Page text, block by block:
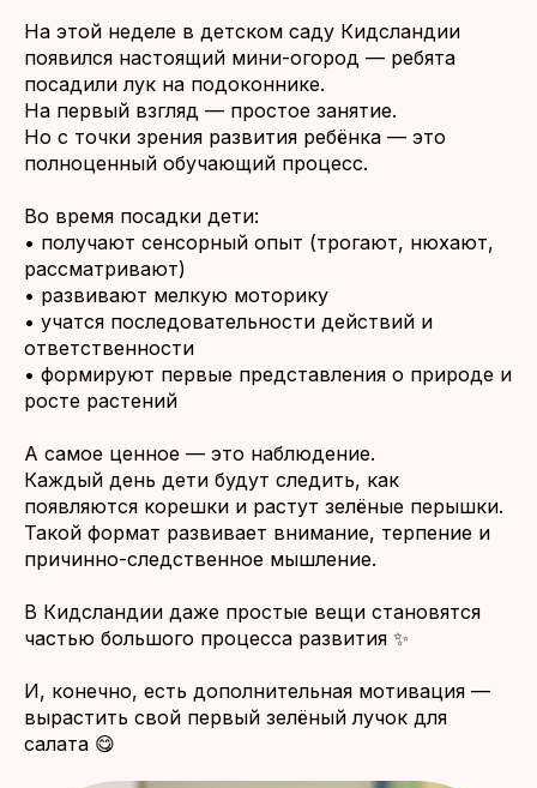
На этой неделе в детском саду Кидсландии
появился настоящий мини-огород — ребята
посадили лук на подоконнике.
На первый взгляд — простое занятие.
Но с точки зрения развития ребёнка — это
полноценный обучающий процесс.
Во время посадки дети:
• получают сенсорный опыт (трогают, нюхают,
рассматривают)
• развивают мелкую моторику
• учатся последовательности действий и
ответственности
• формируют первые представления о природе и
росте растений
А самое ценное — это наблюдение.
Каждый день дети будут следить, как
появляются корешки и растут зелёные перышки.
Такой формат развивает внимание, терпение и
причинно-следственное мышление.
В Кидсландии даже простые вещи становятся
частью большого процесса развития ✨
И, конечно, есть дополнительная мотивация —
вырастить свой первый зелёный лучок для
салата 😋